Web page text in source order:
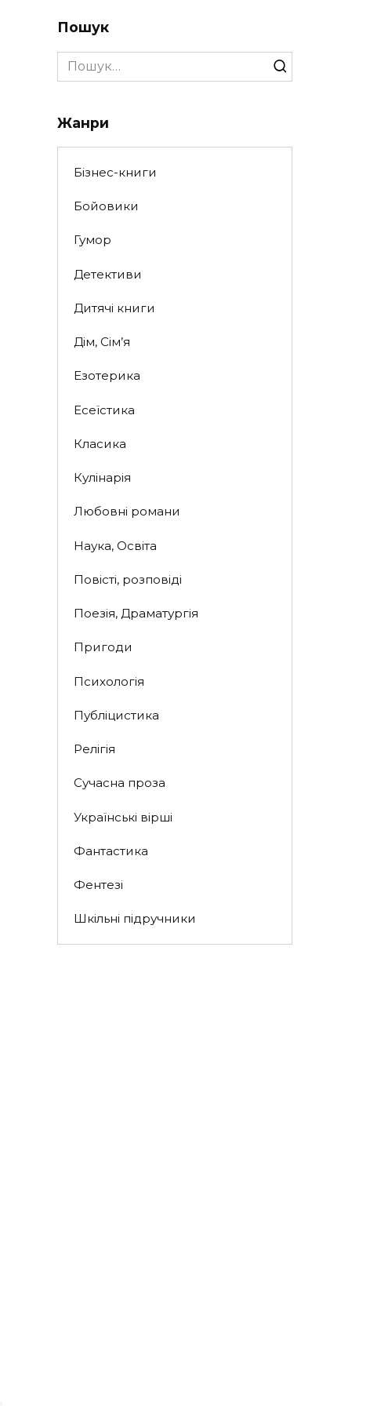
Пошук
Search
for:
Жанри
Бізнес-книги
Бойовики
Гумор
Детективи
Дитячі книги
Дім, Сім’я
Езотерика
Есеїстика
Класика
Кулінарія
Любовні романи
Наука, Освіта
Повісті, розповіді
Поезія, Драматургія
Пригоди
Психологія
Публіцистика
Релігія
Сучасна проза
Українські вірші
Фантастика
Фентезі
Шкільні підручники